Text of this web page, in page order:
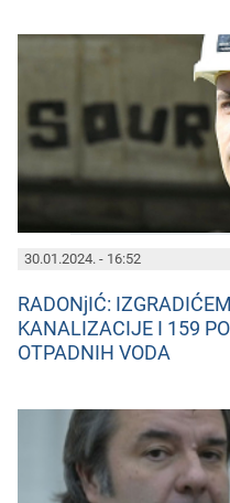
30.01.2024. - 16:52
RADONjIĆ:
KANALIZACIJE I 159
OTPADNIH VODA